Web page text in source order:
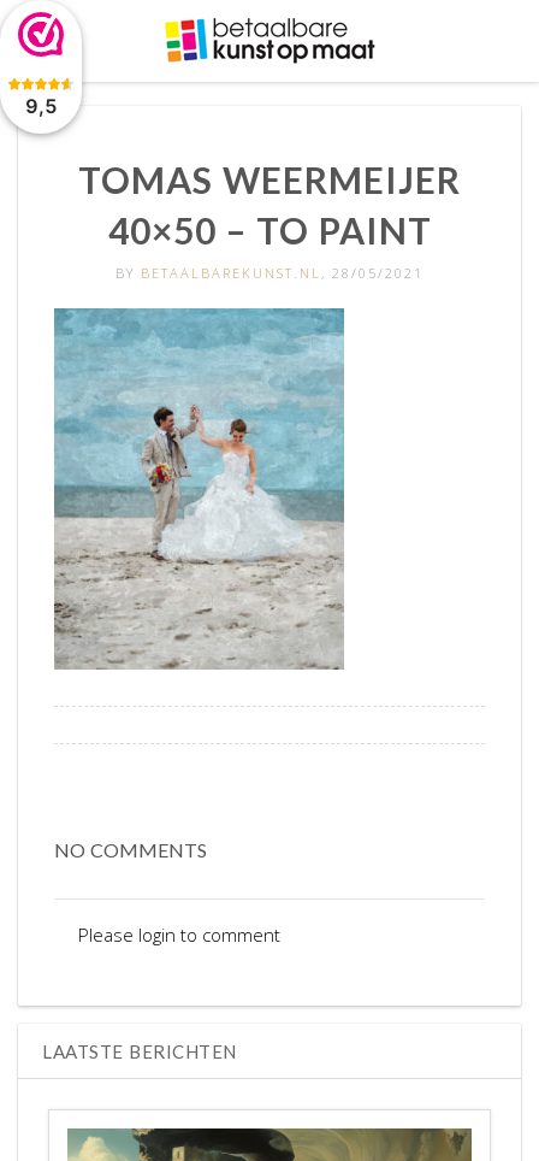
9,5
TOMAS WEERMEIJER
40×50 – TO PAINT
BY BETAALBAREKUNST.NL , 28/05/2021
NO COMMENTS
Please login to comment
LAATSTE BERICHTEN
De waardering van www.betaalbarekunst.nl bij
is 9.5/10 gebaseerd op 2045 reviews.